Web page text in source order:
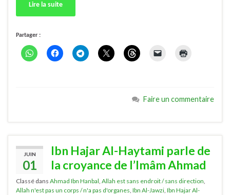
Lire la suite
Partager :
Faire un commentaire
JUIN
01
Ibn Hajar Al-Haytami parle de
la croyance de l’Imâm Ahmad
Classé dans Ahmad Ibn Hanbal, Allah est sans endroit / sans direction,
Allah n'est pas un corps / n'a pas d'organes, Ibn Al-Jawzi, Ibn Hajar Al-